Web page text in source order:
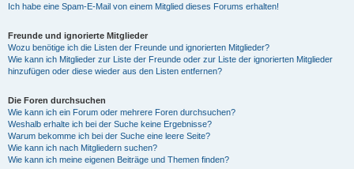
Ich habe eine Spam-E-Mail von einem Mitglied dieses Forums erhalten!
Freunde und ignorierte Mitglieder
Wozu benötige ich die Listen der Freunde und ignorierten Mitglieder?
Wie kann ich Mitglieder zur Liste der Freunde oder zur Liste der ignorierten Mitglieder
hinzufügen oder diese wieder aus den Listen entfernen?
Die Foren durchsuchen
Wie kann ich ein Forum oder mehrere Foren durchsuchen?
Weshalb erhalte ich bei der Suche keine Ergebnisse?
Warum bekomme ich bei der Suche eine leere Seite?
Wie kann ich nach Mitgliedern suchen?
Wie kann ich meine eigenen Beiträge und Themen finden?